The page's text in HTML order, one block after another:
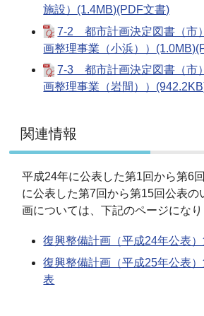
施設）(1.4MB)(PDF文書)
7-2 都市計画決定図書（市
画整理事業（小浜））
7-3 都市計画決定図書（市
画整理事業（岩間））
関連情報
平成24年に公表した第1回から第6
に公表した第7回から第15回公表の
画については、下記のページになり
復興整備計画（平成24年公表
復興整備計画（平成25年公表
表